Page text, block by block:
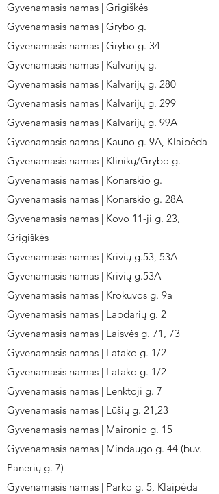
Gyvenamasis namas | Grigiškės
Gyvenamasis namas | Grybo g.
Gyvenamasis namas | Grybo g. 34
Gyvenamasis namas | Kalvarijų g.
Gyvenamasis namas | Kalvarijų g. 280
Gyvenamasis namas | Kalvarijų g. 299
Gyvenamasis namas | Kalvarijų g. 99A
Gyvenamasis namas | Kauno g. 9A, Klaipėda
Gyvenamasis namas | Klinikų/Grybo g.
Gyvenamasis namas | Konarskio g.
Gyvenamasis namas | Konarskio g. 28A
Gyvenamasis namas | Kovo 11-ji g. 23,
Grigiškės
Gyvenamasis namas | Krivių g.53, 53A
Gyvenamasis namas | Krivių g.53A
Gyvenamasis namas | Krokuvos g. 9a
Gyvenamasis namas | Labdarių g. 2
Gyvenamasis namas | Laisvės g. 71, 73
Gyvenamasis namas | Latako g. 1/2
Gyvenamasis namas | Latako g. 1/2
Gyvenamasis namas | Lenktoji g. 7
Gyvenamasis namas | Lūšių g. 21,23
Gyvenamasis namas | Maironio g. 15
Gyvenamasis namas | Mindaugo g. 44 (buv.
Panerių g. 7)
Gyvenamasis namas | Parko g. 5, Klaipėda